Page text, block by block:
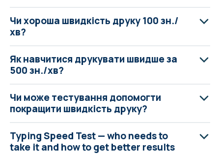
Чи хороша швидкість друку 100 зн./
хв?
Як навчитися друкувати швидше за
500 зн./хв?
Чи може тестування допомогти
покращити швидкість друку?
Typing Speed Test — who needs to
take it and how to get better results